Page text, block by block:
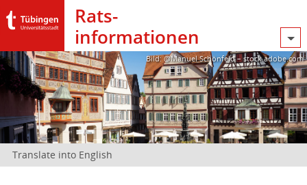
Rats­
informationen
Bild: @Manuel Schönfeld – stock.adobe.com
Translate into English